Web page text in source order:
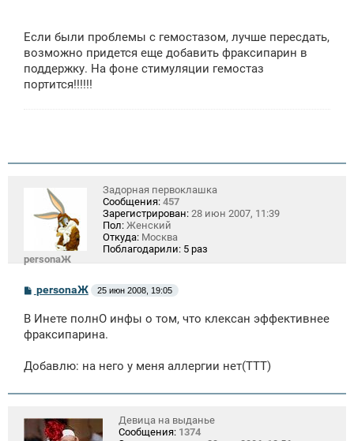
Если были проблемы с гемостазом, лучше пересдать,
возможно придется еще добавить фраксипарин в
поддержку. На фоне стимуляции гемостаз
портится!!!!!!
personaЖ
Задорная первоклашка
Сообщения: 457
Зарегистрирован: 28 июн 2007, 11:39
Пол: Женский
Откуда: Москва
Поблагодарили: 5 раз
С
о
б
щ
е
и
personaЖ 25 июн 2008, 19:05
В Инете полнО инфы о том, что клексан эффективнее
фраксипарина.
Добавлю: на него у меня аллергии нет(ТТТ)
Девица на выданье
Сообщения: 1374